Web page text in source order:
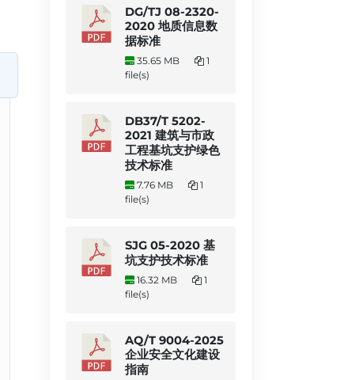
DG/TJ 08-2320-
2020 地质信息数
据标准
35.65 MB
1
file(s)
DB37/T 5202-
2021 建筑与市政
工程基坑支护绿色
技术标准
7.76 MB
1
file(s)
SJG 05-2020 基
坑支护技术标准
16.32 MB
1
file(s)
AQ/T 9004-2025
企业安全文化建设
指南